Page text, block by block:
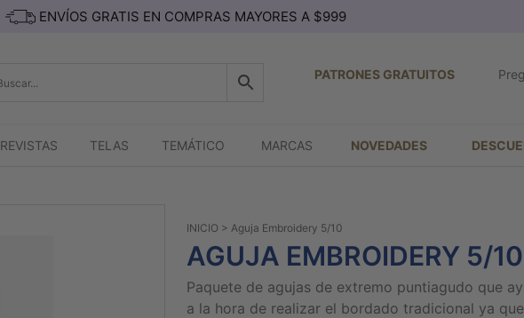
ENVÍOS GRATIS EN COMPRAS MAYORES A $999
PATRONES GRATUITOS
REVISTAS TELAS TEMÁTICO MARCAS NOVEDADES
INICIO > Aguja Embroidery 5/10
AGUJA EMBROIDERY 5/10
Paquete de agujas de extremo puntiagudo que
a la hora de realizar el bordado tradicional ya